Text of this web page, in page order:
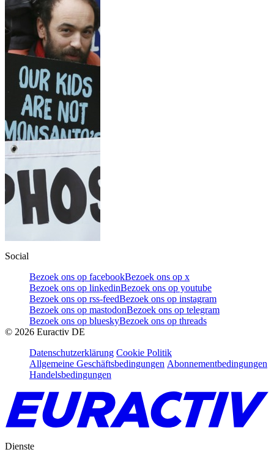
Social
Bezoek ons op facebookBezoek ons op x
Bezoek ons op linkedinBezoek ons op youtube
Bezoek ons op rss-feedBezoek ons op instagram
Bezoek ons op mastodonBezoek ons op telegram
Bezoek ons op blueskyBezoek ons op threads
© 2026 Euractiv DE
Datenschutzerklärung Cookie Politik
Allgemeine Geschäftsbedingungen Abonnementbedingungen
Handelsbedingungen
Dienste